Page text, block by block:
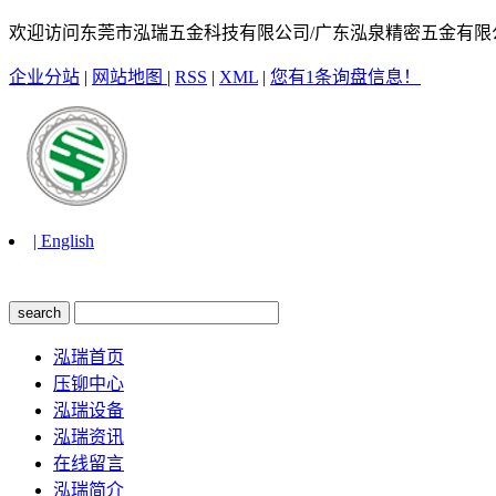
欢迎访问东莞市泓瑞五金科技有限公司/广东泓泉精密五金有
企业分站 | 网站地图 | RSS | XML | 您有1条询盘信息！
| English
泓瑞首页
压铆中心
泓瑞设备
泓瑞资讯
在线留言
泓瑞简介